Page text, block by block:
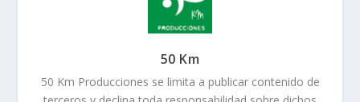
50 Km
50 Km Producciones se limita a publicar contenido de